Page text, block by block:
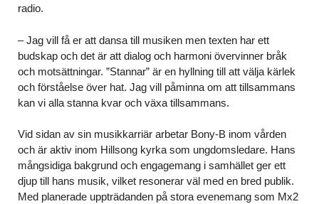
radio.
– Jag vill få er att dansa till musiken men texten har ett
budskap och det är att dialog och harmoni övervinner bråk
och motsättningar. ”Stannar” är en hyllning till att välja kärlek
och förståelse över hat. Jag vill påminna om att tillsammans
kan vi alla stanna kvar och växa tillsammans.
Vid sidan av sin musikkarriär arbetar Bony-B inom vården
och är aktiv inom Hillsong kyrka som ungdomsledare. Hans
mångsidiga bakgrund och engagemang i samhället ger ett
djup till hans musik, vilket resonerar väl med en bred publik.
Med planerade uppträdanden på stora evenemang som Mx2